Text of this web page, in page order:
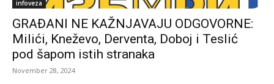
infoveza
GRAĐANI NE KAŽNJAVAJU ODGOVORNE:
Milići, Kneževo, Derventa, Doboj i Teslić
pod šapom istih stranaka
November 28, 2024